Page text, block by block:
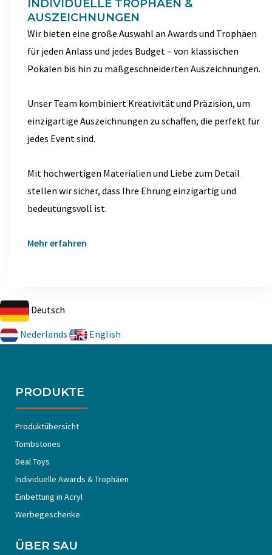
INDIVIDUELLE TROPHÄEN &
AUSZEICHNUNGEN
Wir bieten eine große Auswahl an Awards und Trophäen
für jeden Anlass und jedes Budget – von klassischen
Pokalen bis hin zu maßgeschneiderten Auszeichnungen.
Unser Team kombiniert Kreativität und Präzision, um
einzigartige Auszeichnungen zu schaffen, die perfekt für
jedes Event sind.
Mit hochwertigen Materialien und Liebe zum Detail
stellen wir sicher, dass Ihre Ehrung einzigartig und
bedeutungsvoll ist.
Mehr erfahren
Deutsch
Nederlands English
PRODUKTE
Produktübersicht
Tombstones
Deal Toys
Individuelle Awards & Trophäen
Einbettung in Acryl
Werbegeschenke
ÜBER SAU